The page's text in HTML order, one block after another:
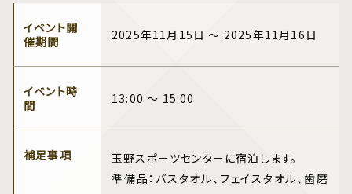
イベント開
催期間
2025年11月15日 ～ 2025年11月16日
イベント時
間
13:00 ～ 15:00
補足事項
玉野スポーツセンターに宿泊します。
準備品：バスタオル、フェイスタオル、歯磨